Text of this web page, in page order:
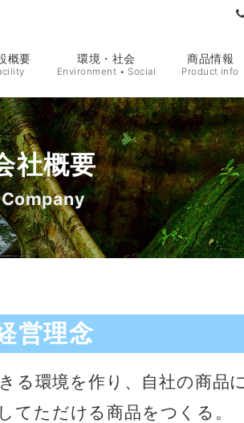
概要 環境・社会
Environment • Social
商品情報
Product info
社概要
Company
営理念
る環境を作り、自社の商品
てただける商品をつくる。